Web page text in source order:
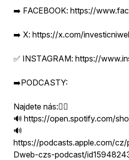
➡️ FACEBOOK: https://
➡️ X: https://x.com/
✅ INSTAGRAM: https://
➡️PODCASTY:
Najdete nás:👇🏻
🔊 https://open.spotify.com/
🔊
https://podcasts.apple.com/
Dweb-czs-podcast/